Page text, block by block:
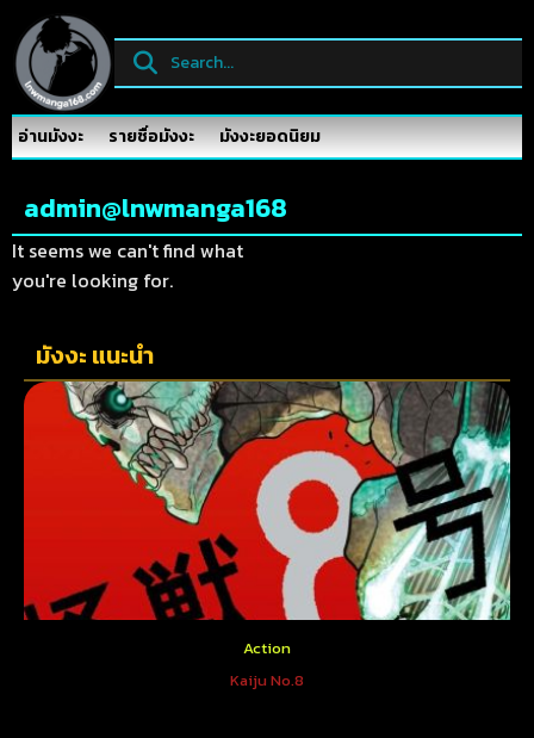
อ่านมังงะ รายชื่อมังงะ มังงะยอดนิยม
admin@lnwmanga168
It seems we can't find what
you're looking for.
มังงะ แนะนำ
Action
Kaiju No.8